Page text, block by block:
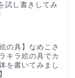
試し書きしてみ
の具】なめこさ
キラ絵の具でカ
を書いてみまし